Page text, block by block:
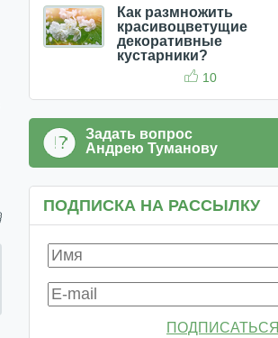
Как размножить
красивоцветущие
декоративные
кустарники?
10
Задать вопрос
Андрею Туманову
ПОДПИСКА НА РАССЫЛКУ
ПОДПИСАТЬСЯ